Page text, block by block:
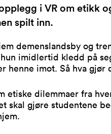
i VR om etikk
spilt inn.
demenslandsby og
imidlertid kledd på
henne imot. Så hva gjør
etiske dilemmaer fra
skal gjøre studentene